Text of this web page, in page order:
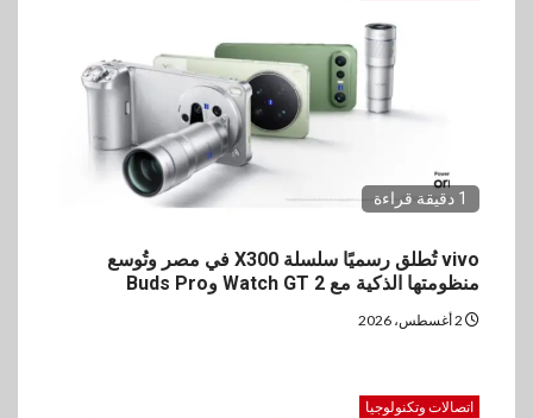
1 دقيقة قراءة
vivo تُطلق رسميًا سلسلة X300 في مصر وتُوسع
منظومتها الذكية مع Watch GT 2 وBuds Pro
اتصالات وتكنولوجيا